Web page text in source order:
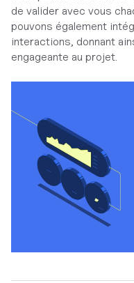
de valider avec vous
pouvons également
interactions, donnant
engageante au projet.